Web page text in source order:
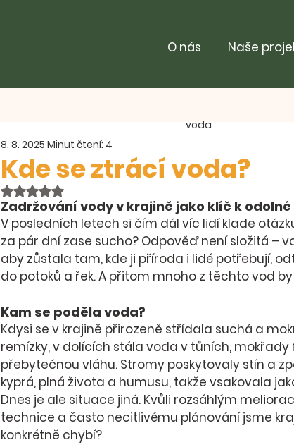
O nás Naše
Kde se ztrácí voda?
8. 8. 2025 Minut čtení: 4
Hodnoceno NaN z 5 hvězdiček.
Zadržování vody v krajině jako klíč k
V posledních letech si čím dál víc lidí klade
za pár dní zase sucho? Odpověď není složitá –
aby zůstala tam, kde ji příroda i lidé potřebují,
do potoků a řek. A přitom mnoho z těchto vod
Kam se poděla voda?
Kdysi se v krajině přirozeně střídala suchá a
remízky, v dolících stála voda v tůních, mokřady
přebytečnou vláhu. Stromy poskytovaly stín a
kyprá, plná života a humusu, takže vsakovala
Dnes je ale situace jiná. Kvůli rozsáhlým
technice a často necitlivému plánování jsme
konkrétně chybí?
voda